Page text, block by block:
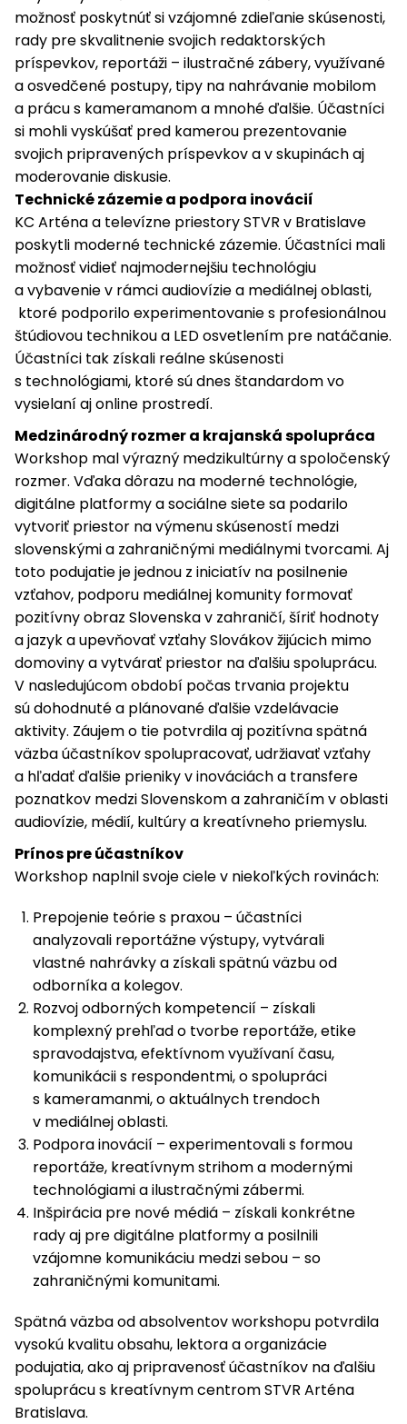
možnosť poskytnúť si vzájomné zdieľanie skúsenosti,
rady pre skvalitnenie svojich redaktorských
príspevkov, reportáži – ilustračné zábery, využívané
a osvedčené postupy, tipy na nahrávanie mobilom
a prácu s kameramanom a mnohé ďalšie. Účastníci
si mohli vyskúšať pred kamerou prezentovanie
svojich pripravených príspevkov a v skupinách aj
moderovanie diskusie.
Technické zázemie a podpora inovácií
KC Arténa a televízne priestory STVR v Bratislave
poskytli moderné technické zázemie. Účastníci mali
možnosť vidieť najmodernejšiu technológiu
a vybavenie v rámci audiovízie a mediálnej oblasti,
ktoré podporilo experimentovanie s profesionálnou
štúdiovou technikou a LED osvetlením pre natáčanie.
Účastníci tak získali reálne skúsenosti
s technológiami, ktoré sú dnes štandardom vo
vysielaní aj online prostredí.
Medzinárodný rozmer a krajanská spolupráca
Workshop mal výrazný medzikultúrny a spoločenský
rozmer. Vďaka dôrazu na moderné technológie,
digitálne platformy a sociálne siete sa podarilo
vytvoriť priestor na výmenu skúseností medzi
slovenskými a zahraničnými mediálnymi tvorcami. Aj
toto podujatie je jednou z iniciatív na posilnenie
vzťahov, podporu mediálnej komunity formovať
pozitívny obraz Slovenska v zahraničí, šíriť hodnoty
a jazyk a upevňovať vzťahy Slovákov žijúcich mimo
domoviny a vytvárať priestor na ďalšiu spoluprácu.
V nasledujúcom období počas trvania projektu
sú dohodnuté a plánované ďalšie vzdelávacie
aktivity. Záujem o tie potvrdila aj pozitívna spätná
väzba účastníkov spolupracovať, udržiavať vzťahy
a hľadať ďalšie prieniky v inováciách a transfere
poznatkov medzi Slovenskom a zahraničím v oblasti
audiovízie, médií, kultúry a kreatívneho priemyslu.
Prínos pre účastníkov
Workshop naplnil svoje ciele v niekoľkých rovinách:
Prepojenie teórie s praxou – účastníci
analyzovali reportážne výstupy, vytvárali
vlastné nahrávky a získali spätnú väzbu od
odborníka a kolegov.
Rozvoj odborných kompetencií – získali
komplexný prehľad o tvorbe reportáže, etike
spravodajstva, efektívnom využívaní času,
komunikácii s respondentmi, o spolupráci
s kameramanmi, o aktuálnych trendoch
v mediálnej oblasti.
Podpora inovácií – experimentovali s formou
reportáže, kreatívnym strihom a modernými
technológiami a ilustračnými zábermi.
Inšpirácia pre nové médiá – získali konkrétne
rady aj pre digitálne platformy a posilnili
vzájomne komunikáciu medzi sebou – so
zahraničnými komunitami.
Spätná väzba od absolventov workshopu potvrdila
vysokú kvalitu obsahu, lektora a organizácie
podujatia, ako aj pripravenosť účastníkov na ďalšiu
spoluprácu s kreatívnym centrom STVR Arténa
Bratislava.